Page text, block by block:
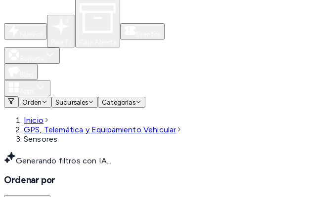
Orden
Sucursales Categorías
Inicio
GPS, Telemática y Equipamiento Vehicular
Sensores
Generando filtros con IA...
Ordenar por